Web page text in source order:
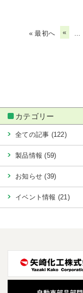
« 最初へ « ...
カテゴリー
全ての記事 (122)
製品情報 (59)
お知らせ (39)
イベント情報 (21)